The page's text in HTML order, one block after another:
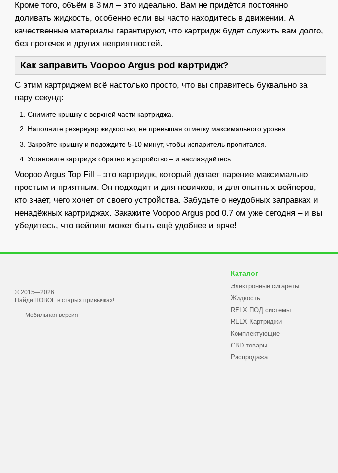
Кроме того, объём в 3 мл – это идеально. Вам не придётся постоянно
доливать жидкость, особенно если вы часто находитесь в движении. А
качественные материалы гарантируют, что картридж будет служить вам долго,
без протечек и других неприятностей.
Как заправить Voopoo Argus pod картридж?
С этим картриджем всё настолько просто, что вы справитесь буквально за
пару секунд:
Снимите крышку с верхней части картриджа.
Наполните резервуар жидкостью, не превышая отметку максимального уровня.
Закройте крышку и подождите 5-10 минут, чтобы испаритель пропитался.
Установите картридж обратно в устройство – и наслаждайтесь.
Voopoo Argus Top Fill – это картридж, который делает парение максимально
простым и приятным. Он подходит и для новичков, и для опытных вейперов,
кто знает, чего хочет от своего устройства. Забудьте о неудобных заправках и
ненадёжных картриджах. Закажите Voopoo Argus pod 0.7 ом уже сегодня – и вы
убедитесь, что вейпинг может быть ещё удобнее и ярче!
© 2015—2026
Найди НОВОЕ в старых привычках!
Мобильная версия
Каталог
Электронные сигареты
Жидкость
RELX ПОД системы
RELX Картриджи
Комплектующие
CBD товары
Распродажа